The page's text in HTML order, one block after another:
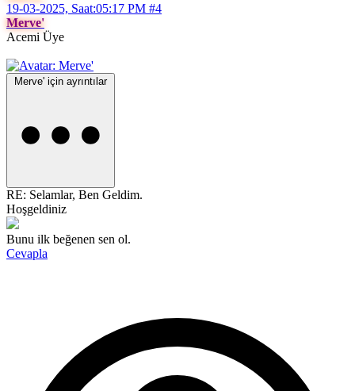
19-03-2025, Saat:05:17 PM #4
Merve'
Acemi Üye
Merve' için ayrıntılar
RE: Selamlar, Ben Geldim.
Hoşgeldiniz
Bunu ilk beğenen sen ol.
Cevapla